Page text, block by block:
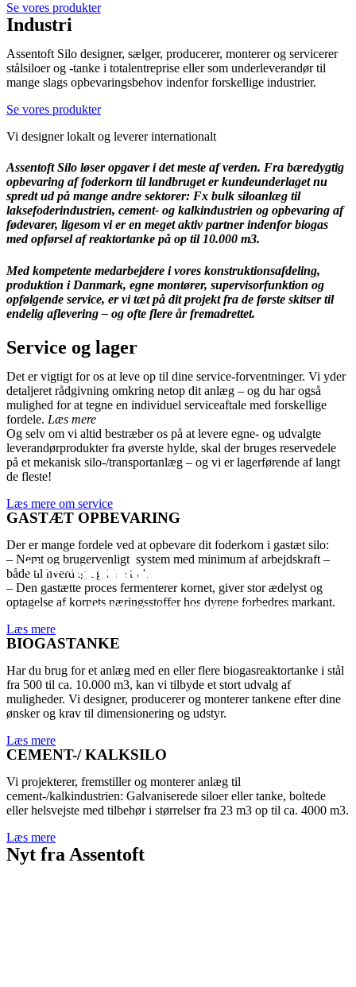
Se vores produkter
Industri
Assentoft Silo designer, sælger, producerer, monterer og servicerer
stålsiloer og -tanke i totalentreprise eller som underleverandør til
mange slags opbevaringsbehov indenfor forskellige industrier.
Se vores produkter
Vi designer lokalt og leverer internationalt
Assentoft Silo løser opgaver i det meste af verden. Fra bæredygtig
opbevaring af foderkorn til landbruget er kundeunderlaget nu
spredt ud på mange andre sektorer: Fx bulk siloanlæg til
laksefoderindustrien, cement- og kalkindustrien og opbevaring af
fødevarer, ligesom vi er en meget aktiv partner indenfor biogas
med opførsel af reaktortanke på op til 10.000 m3.
Med kompetente medarbejdere i vores konstruktionsafdeling,
produktion i Danmark, egne montører, supervisorfunktion og
opfølgende service, er vi tæt på dit projekt fra de første skitser til
endelig aflevering – og ofte flere år fremadrettet.
Service og lager
Det er vigtigt for os at leve op til dine service-forventninger. Vi yder
detaljeret rådgivning omkring netop dit anlæg – og du har også
mulighed for at tegne en individuel serviceaftale med forskellige
fordele. Læs mere
Og selv om vi altid bestræber os på at levere egne- og udvalgte
leverandørprodukter fra øverste hylde, skal der bruges reservedele
på et mekanisk silo-/transportanlæg – og vi er lagerførende af langt
de fleste!
Læs mere om service
GASTÆT OPBEVARING
Der er mange fordele ved at opbevare dit foderkorn i gastæt silo:
– Nemt og brugervenligt system med minimum af arbejdskraft –
både til hverdag og i høsttid.
– Den gastætte proces fermenterer kornet, giver stor ædelyst og
optagelse af kornets næringsstoffer hos dyrene forbedres markant.
Læs mere
BIOGASTANKE
Har du brug for et anlæg med en eller flere biogasreaktortanke i stål
fra 500 til ca. 10.000 m3, kan vi tilbyde et stort udvalg af
muligheder. Vi designer, producerer og monterer tankene efter dine
ønsker og krav til dimensionering og udstyr.
Læs mere
CEMENT-/ KALKSILO
Vi projekterer, fremstiller og monterer anlæg til
cement-/kalkindustrien: Galvaniserede siloer eller tanke, boltede
eller helsvejste med tilbehør i størrelser fra 23 m3 op til ca. 4000 m3.
Læs mere
Nyt fra Assentoft
Færdig Silo
Götene Sverige
Nitrogenanlæg
Montage
Sidste redler monteres før nye siloer kan fyldes. 2x 2956 m3, 80 tons
11 tanke i Tønder
Giv et ring og vi står klar til at hjælpe jer.